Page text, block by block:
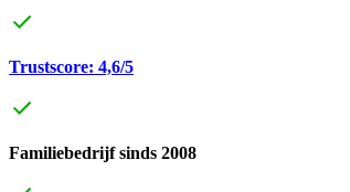
Trustscore: 4,6/5
Familiebedrijf sinds 2008